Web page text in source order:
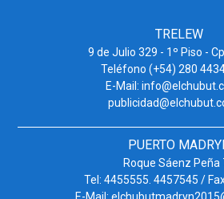
TRELEW
9 de Julio 329 - 1º Piso -
Teléfono (+54) 280
E-Mail:
PUERTO
Roque Sáenz Peña
Tel: 4455555. 4457545 /